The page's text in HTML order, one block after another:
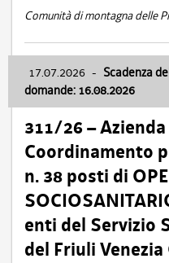
Comunità di montagna delle
17.07.2026 - Scadenza
domande: 16.08.2026
311/26 –
Coordinamento
n. 38 posti di
enti del Servizio
del Friuli Venezia